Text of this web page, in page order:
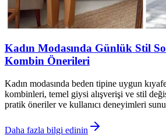
Kadın Modasında Günlük Stil
Kombin Önerileri
Kadın modasında beden tipine uygun
kombinleri, temel giysi alışverişi ve stil
pratik öneriler ve kullanıcı deneyimleri
Daha fazla bilgi edinin